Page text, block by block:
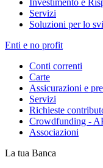
Investimento e
Servizi
Soluzioni per lo
Enti e no profit
Conti correnti
Carte
Assicurazioni e
Servizi
Richieste
Crowdfunding -
Associazioni
La tua Banca